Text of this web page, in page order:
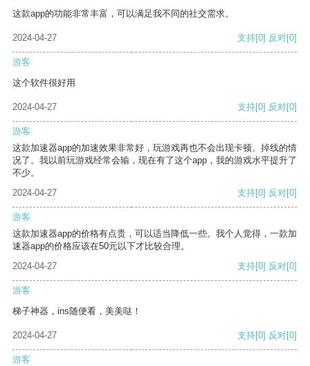
这款app的功能非常丰富，可以满足我不同的社交需求。
2024-04-27 支持[0] 反对[0]
游客
这个软件很好用
2024-04-27 支持[0] 反对[0]
游客
这款加速器app的加速效果非常好，玩游戏再也不会出现卡顿、掉线的情
况了。我以前玩游戏经常会输，现在有了这个app，我的游戏水平提升了
不少。
2024-04-27
支持[0] 反对[0]
游客
这款加速器app的价格有点贵，可以适当降低一些。我个人觉得，一款加
速器app的价格应该在50元以下才比较合理。
2024-04-27
支持[0] 反对[0]
游客
梯子神器，ins随便看，美美哒！
2024-04-27 支持[0] 反对[0]
游客